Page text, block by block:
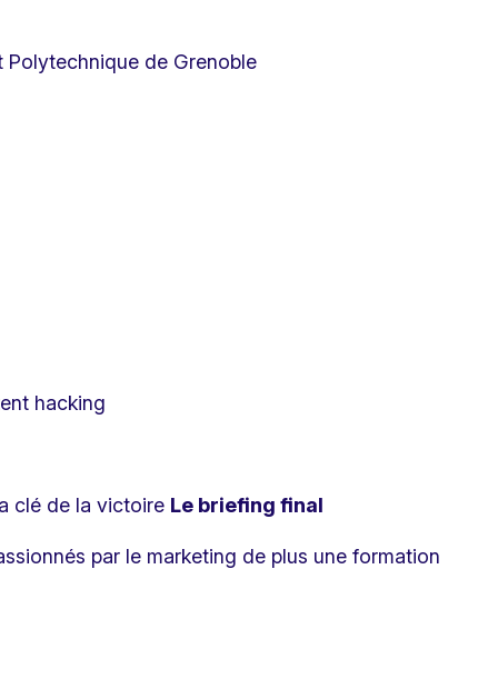
Polytechnique de Grenoble
hacking
clé de la victoire Le briefing final
par le marketing de plus une formation